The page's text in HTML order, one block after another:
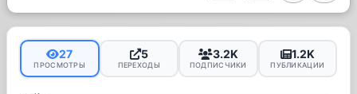
27
ПРОСМОТРЫ
5
ПЕРЕХОДЫ
3.2K
ПОДПИСЧИКИ
1.2K
ПУБЛИКАЦИИ